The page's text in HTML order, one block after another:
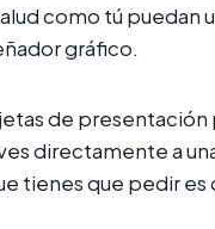
como tú puedan
gráfico.
de
directamente a
tienes que pedir